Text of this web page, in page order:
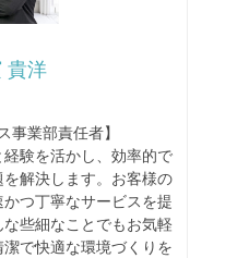
貴洋
事業部責任者】
験を活かし、効率的で
解決します。お客様の
つ丁寧なサービスを提
些細なことでもお気軽
で快適な環境づくりを